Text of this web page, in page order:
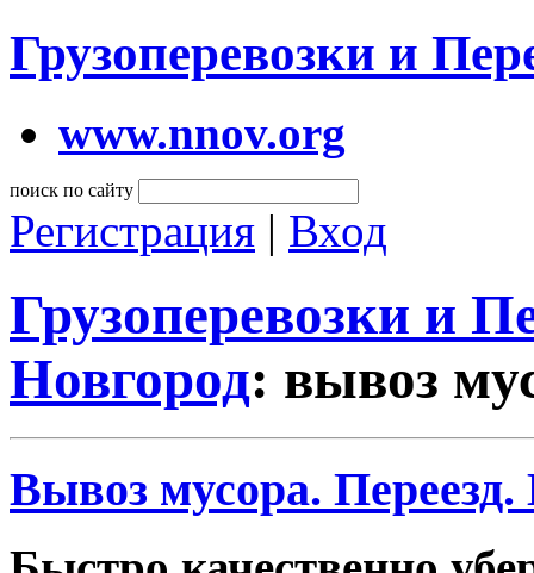
Грузоперевозки и
www.nnov.org
поиск по сайту
Регистрация | Вход
Грузоперевозки и
Новгород: вывоз
Вывоз мусора.